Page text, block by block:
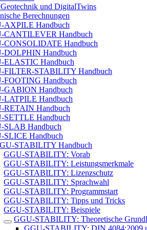
und DigitalTwins
Berechnungen
AXPILE Handbuch
CANTILEVER Handbuch
CONSOLIDATE Handbuch
DOLPHIN Handbuch
ELASTIC Handbuch
FILTER-STABILITY Handbuch
FOOTING Handbuch
GABION Handbuch
LATPILE Handbuch
RETAIN Handbuch
SETTLE Handbuch
SLAB Handbuch
SLICE Handbuch
STABILITY Handbuch
GGU-STABILITY: Vorab
GGU-STABILITY: Leistungsmerkmale
GGU-STABILITY: Lizenzschutz
GGU-STABILITY: Sprachwahl
GGU-STABILITY: Programmstart
GGU-STABILITY: Tipps und Tricks
GGU-STABILITY: Beispiele
GGU-STABILITY: Theoretische
GGU-STABILITY: DIN 4084:2009